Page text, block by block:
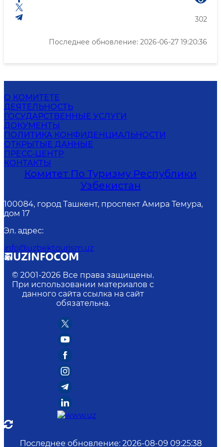
302
Последнее обновление: 2026-06-27 19:20:36
О КОМИТЕТЕ
ДЕЯТЕЛЬНОСТЬ
ГОСУДАРСТВЕННЫЕ УСЛУГИ
ДОКУМЕНТЫ
ПОЛИТИКА КОНФИДЕНЦИАЛЬНОСТИ
ОТКРЫТЫЕ ДАННЫЕ
ПРЕСС-ЦЕНТР
КОНТАКТЫ
Комитет По Туризму Республики
Узбекистан
100084, город Ташкент, проспект Амира Темура,
дом 17
Эл. адрес:
info@uzbektourism.uz
© 2001-2026 Все права защищены.
При использовании материалов с
данного сайта ссылка на сайт
обязательна.
Последнее обновление: 2026-08-09 09:25:38